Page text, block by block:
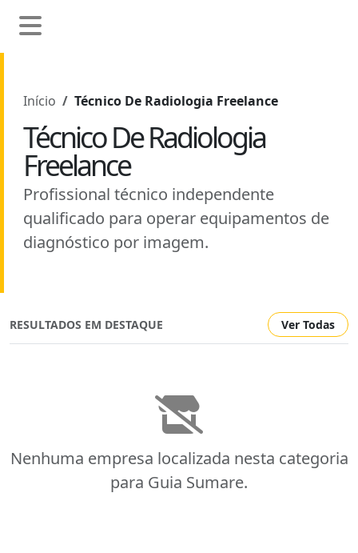
Início Técnico De Radiologia Freelance
Técnico De Radiologia
Freelance
Profissional técnico independente
qualificado para operar equipamentos de
diagnóstico por imagem.
RESULTADOS EM DESTAQUE Ver Todas
Nenhuma empresa localizada nesta categoria
para Guia Sumare.